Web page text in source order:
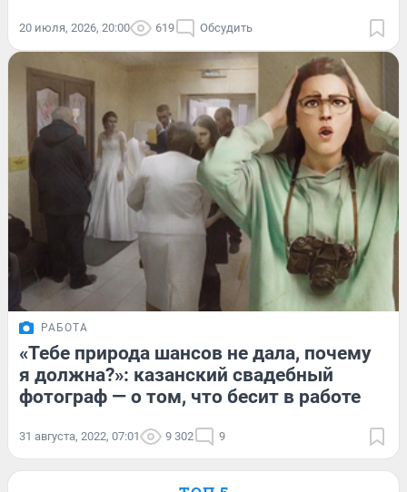
20 июля, 2026, 20:00 619 Обсудить
РАБОТА
«Тебе природа шансов не дала, почему
я должна?»: казанский свадебный
фотограф — о том, что бесит в работе
31 августа, 2022, 07:01 9 302 9